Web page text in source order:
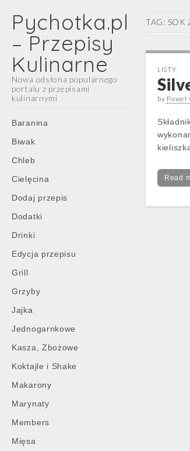
Pychotka.pl
– Przepisy
Kulinarne
Nowa odsłona popularnego
portalu z przepisami
kulinarnymi
Main
menu
Skip
content
Baranina
Biwak
Chleb
Cielęcina
Dodaj przepis
Dodatki
Drinki
Edycja przepisu
Grill
Grzyby
Jajka
Jednogarnkowe
Kasza, Zbożowe
Koktajle i Shake
Makarony
Marynaty
Members
Mięsa
TAG: SOK
LISTY
by Paweł
Read